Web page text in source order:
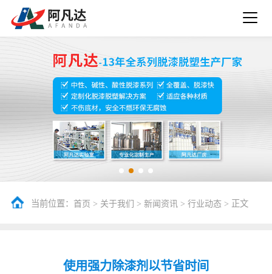
当前位置： 首页 > 关于我们 > 新闻资讯 > 行业动态> 正文
使用强力除漆剂以节省时间